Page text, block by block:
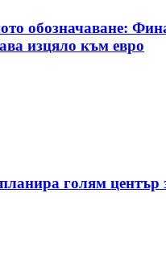
обозначаване:
изцяло към евро
голям център